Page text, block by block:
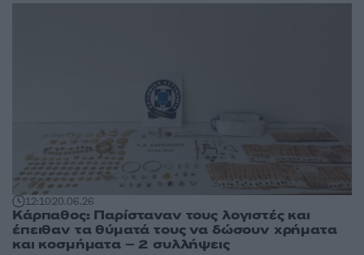
12:1020.06.26
Κάρπαθος: Παρίσταναν τους λογιστές και
έπειθαν τα θύματά τους να δώσουν χρήματα
και κοσμήματα – 2 συλλήψεις